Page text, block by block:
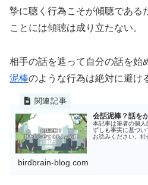
摯に聴く行為こそが傾聴である
ことには傾聴は成り立たない。
相手の話を遮って自分の話を始
泥棒のような行為は絶対に避け
会話泥棒？話を
本記事は筆者の個
ずしも事実に基づ
お読みください。社
birdbrain-blog.com